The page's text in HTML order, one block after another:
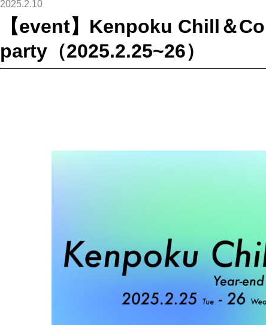
2025.2.10
【event】Kenpoku Chill＆
party（2025.2.25~26）